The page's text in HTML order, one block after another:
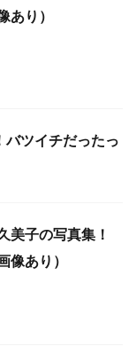
あり）
ツイチだったっ
美子の写真集！
像あり）